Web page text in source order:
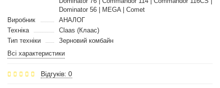
Dominator 56 | MEGA | Comet
Виробник
АНАЛОГ
Техніка
Claas (Клаас)
Тип техніки
Зерновий комбайн
Всі характеристики
Відгуків: 0